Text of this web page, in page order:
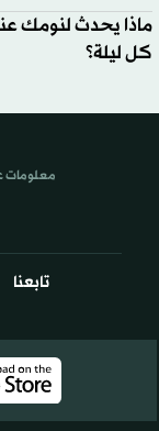
ماذا يحدث لنومك
كل ليلة؟
تابعنا
معلومات